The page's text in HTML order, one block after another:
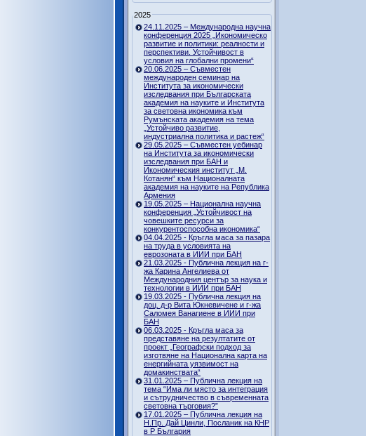
2025
24.11.2025 – Международна научна
конференция 2025 „Икономическо
развитие и политики: реалности и
перспективи. Устойчивост в
условия на глобални промени“
20.06.2025 – Съвместен
международен семинар на
Института за икономически
изследвания при Българската
академия на науките и Института
за световна икономика към
Румънската академия на тема
„Устойчиво развитие,
индустриална политика и растеж“
29.05.2025 – Съвместен уебинар
на Института за икономически
изследвания при БАН и
Икономическия институт „М.
Котанян“ към Националната
академия на науките на Република
Армения
19.05.2025 – Национална научна
конференция „Устойчивост на
човешките ресурси за
конкурентоспособна икономика“
04.04.2025 - Кръгла маса за пазара
на труда в условията на
еврозоната в ИИИ при БАН
21.03.2025 - Публична лекция на г-
жа Карина Ангелиева от
Международния център за наука и
технологии в ИИИ при БАН
19.03.2025 - Публична лекция на
доц. д-р Вита Юкневичене и г-жа
Саломея Ванагиене в ИИИ при
БАН
06.03.2025 - Кръгла маса за
представяне на резултатите от
проект „Географски подход за
изготвяне на Национална карта на
енергийната уязвимост на
домакинствата“
31.01.2025 – Публична лекция на
тема “Има ли място за интеграция
и сътрудничество в съвременната
световна търговия?”
17.01.2025 – Публична лекция на
Н.Пр. Дай Цинли, Посланик на КНР
в Р България